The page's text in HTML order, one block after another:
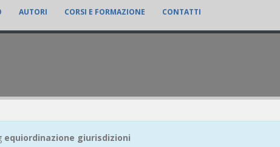
AUTORI CORSI E FORMAZIONE CONTATTI
equiordinazione giurisdizioni